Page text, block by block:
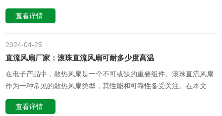
为它直接关系到电脑的性能和稳定性。那么，CPU风扇是否带有
PWM（脉冲宽度调制）技术呢？首先，我们需要了解PWM的概念。
流的大小。在散热风……
查看详情
25
2024-04
直流风扇厂家：滚珠直流风扇可耐多少度高温
在电子产品中，散热风扇是一个不可或缺的重要组件。滚珠直流风扇
作为一种常见的散热风扇类型，其性能和可靠性备受关注。在本文
中，我们将探讨滚珠直流风扇可耐受的高温极限，并深入思考其影响
因素和潜在的应用限制。一、滚珠直流风扇的工作原理滚珠直流风扇
查看详情